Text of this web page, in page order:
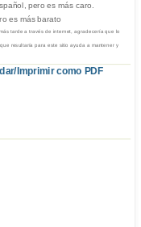
pero es más caro.
es más barato
tarde a través de internet, agradecería que lo
resultaría para este sitio ayuda a mantener y
Imprimir como PDF